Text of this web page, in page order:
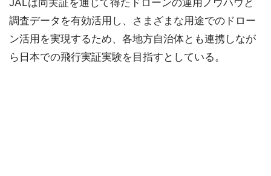
調査データを有効活用し、さまざまな用途でのドロー
ン活用を実現するため、各地方自治体とも連携しなが
ら日本での飛行実証実験を目指すとしている。